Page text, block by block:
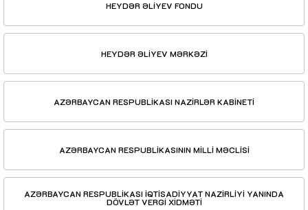
HEYDƏR ƏLİYEV FONDU
HEYDƏR ƏLİYEV MƏRKƏZİ
AZƏRBAYCAN RESPUBLİKASI NAZİRLƏR KABİNETİ
AZƏRBAYCAN RESPUBLİKASININ MİLLİ MƏCLİSİ
AZƏRBAYCAN RESPUBLİKASI İQTİSADİYYAT NAZİRLİYİ YANINDA
DÖVLƏT VERGİ XİDMƏTİ